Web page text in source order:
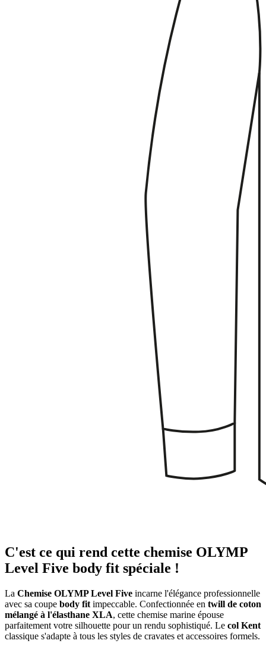
C'est ce qui rend cette chemise OLYMP
Level Five body fit spéciale !
La Chemise OLYMP Level Five incarne l'élégance professionnelle
avec sa coupe body fit impeccable. Confectionnée en twill de coton
mélangé à l'élasthane XLA, cette chemise marine épouse
parfaitement votre silhouette pour un rendu sophistiqué. Le col Kent
classique s'adapte à tous les styles de cravates et accessoires formels.